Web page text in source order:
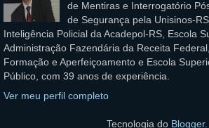
de Mentiras e Interrogatório
de Segurança pela Unisinos-
Inteligência Policial da Acadepol-RS, Escola
Administração Fazendária da Receita
Formação e Aperfeiçoamento e Escola
Público, com 39 anos de experiência.
Ver meu perfil completo
Tecnologia do Blogger.